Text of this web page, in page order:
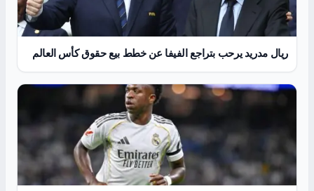
ريال مدريد يرحب بتراجع الفيفا عن خطط بيع حقوق كأس العالم